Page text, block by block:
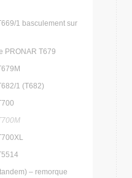
1 basculement sur
PRONAR T679
1 (T682)
– remorque